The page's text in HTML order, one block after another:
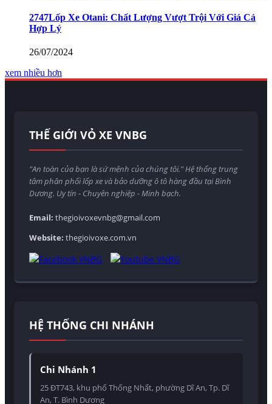
2747Lốp Xe Otani: Chất Lượng Vượt Trội Với Giá Cả
Hợp Lý
26/07/2024
xem nhiều hơn
THẾ GIỚI VỎ XE VNBG
"An toàn của bạn là sứ mệnh của chúng tôi." Hệ thống trung
tâm phân phối lốp xe và bảo dưỡng ô tô hàng đầu tại Bình
Dương. Uy tín - Chuyên nghiệp - Minh bạch.
Email: thegioivoxevnbg@gmail.com
Website: thegioivoxe.com.vn
HỆ THỐNG CHI NHÁNH
Chi Nhánh 1
25 ĐT743, khu phố Thống Nhất, phường Dĩ An, Tp. Dĩ
An, T. Bình Dương